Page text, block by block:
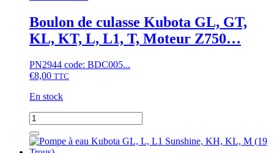
d'admission
Hinomoto
NX19,
NX21,...,
NZ195,...,
Kubota
GL,
GT,
KL,
T,
moteur
D1403,
D1463,
Boulon de culasse Kubota GL, GT,
KL, KT, L, L1, T, Moteur Z750…
PN2944 code: BDC005...
€8,00 TTC
En stock
quantité
de
Boulon
de